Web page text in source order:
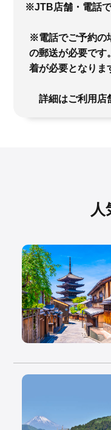
※JTB店舗・電話
※電話でご予約の
の郵送が必要です
着が必要となりま
詳細はご利用店
人